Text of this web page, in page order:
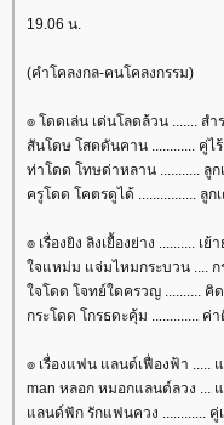
19.06 น.
(คำโคลงกล-คนโคลงกรรม)
๏ โดดเล่น เด่นโลดล้วน ....... สำ
สันโดษ โสดดันคาน ............ คู่ไร้
ท่าโดด โทษด่าหลาน ........... ลูก
ครูโดด โคตรดูได้ ................ ลูก
๏ เรื่องยิง ลิงเยื้องย่าง .......... เย้
จแหม่ม แจ่มไหมกระบวน .... ก
จโดด โจทย์ใดครวญ .......... คิ
กระโดด โกรธดะคุ้ม ............. ค่
๏ เรื่องแฟน แลนด์เฟื่องฟ้า .....
man หลอก หมอกแลนด์ลวง ...
ลนด์ฟัก รักแฟนควง ............ คู่